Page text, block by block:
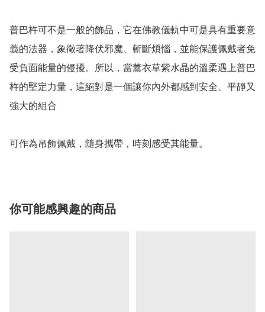
普巴杵可不是一般的飾品，它在佛教儀軌中可是具有重要意
義的法器，象徵著降伏邪魔、斬斷煩惱，並能保護佩戴者免
受負面能量的侵擾。所以，當薰衣草紫水晶的溫柔遇上普巴
杵的堅定力量，這絕對是一個讓你內外都感到安全、平靜又
強大的組合
你可能感興趣的商品